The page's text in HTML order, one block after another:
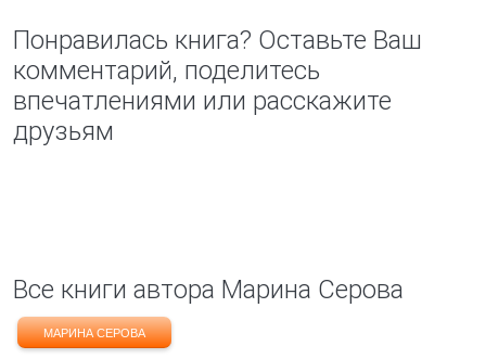
Понравилась книга? Оставьте Ваш
комментарий, поделитесь
впечатлениями или расскажите
друзьям
Все книги автора Марина Серова
МАРИНА СЕРОВА